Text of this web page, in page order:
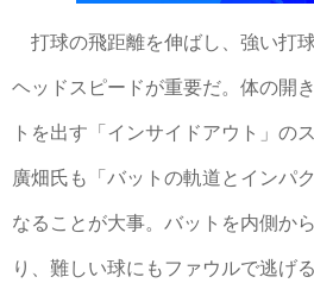
打球の飛距離を伸ばし、強い打
ヘッドスピードが重要だ。体の開
トを出す「インサイドアウト」の
廣畑氏も「バットの軌道とインパ
なることが大事。バットを内側か
り、難しい球にもファウルで逃げ